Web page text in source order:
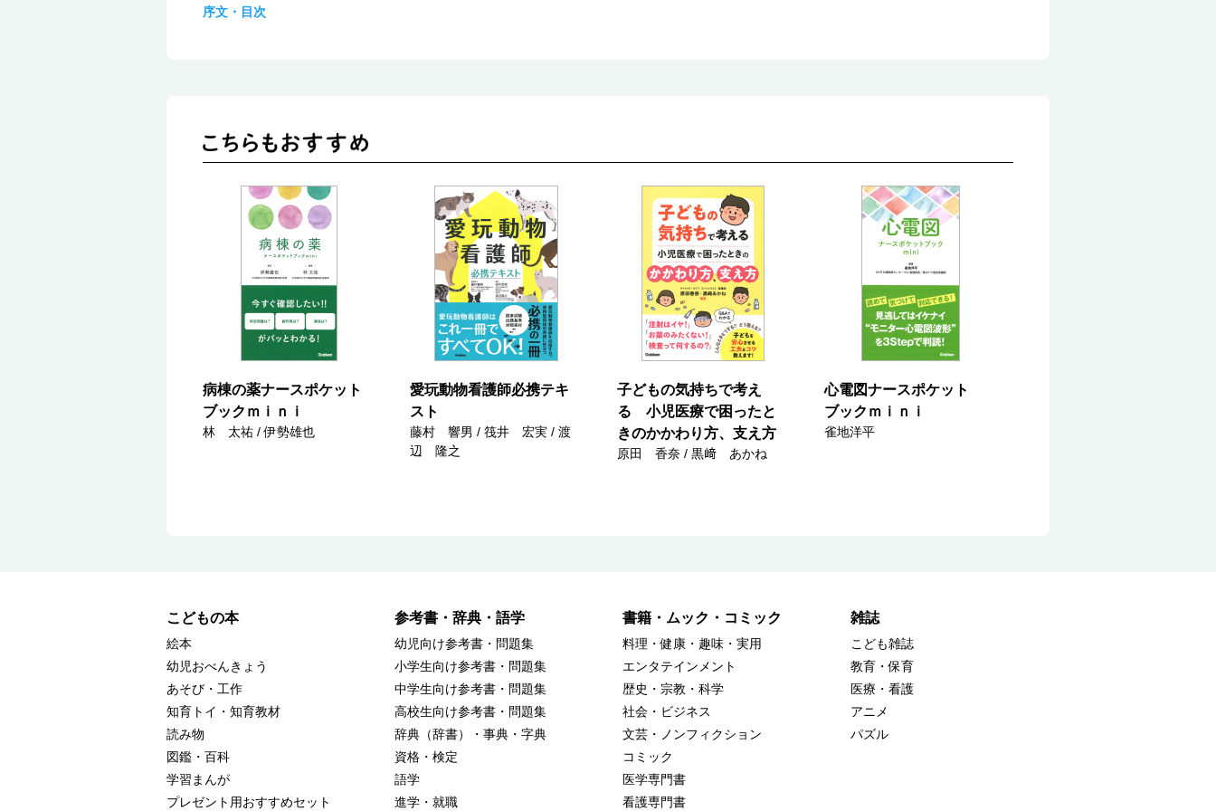
序文・目次
病棟の薬ナースポケット
ブックｍｉｎｉ
林 太祐 / 伊勢雄也
愛玩動物看護師必携テキ
スト
藤村 響男 / 筏井 宏実 / 渡
辺 隆之
子どもの気持ちで考え
る 小児医療で困ったと
きのかかわり方、支え方
原田 香奈 / 黒﨑 あかね
心電図ナースポケット
ブックｍｉｎｉ
雀地洋平
こどもの本
絵本
幼児おべんきょう
あそび・工作
知育トイ・知育教材
読み物
図鑑・百科
学習まんが
プレゼント用おすすめセット
参考書・辞典・語学
幼児向け参考書・問題集
小学生向け参考書・問題集
中学生向け参考書・問題集
高校生向け参考書・問題集
辞典（辞書）・事典・字典
資格・検定
語学
進学・就職
書籍・ムック・コミック
料理・健康・趣味・実用
エンタテインメント
歴史・宗教・科学
社会・ビジネス
文芸・ノンフィクション
コミック
医学専門書
看護専門書
雑誌
こども雑誌
教育・保育
医療・看護
アニメ
パズル